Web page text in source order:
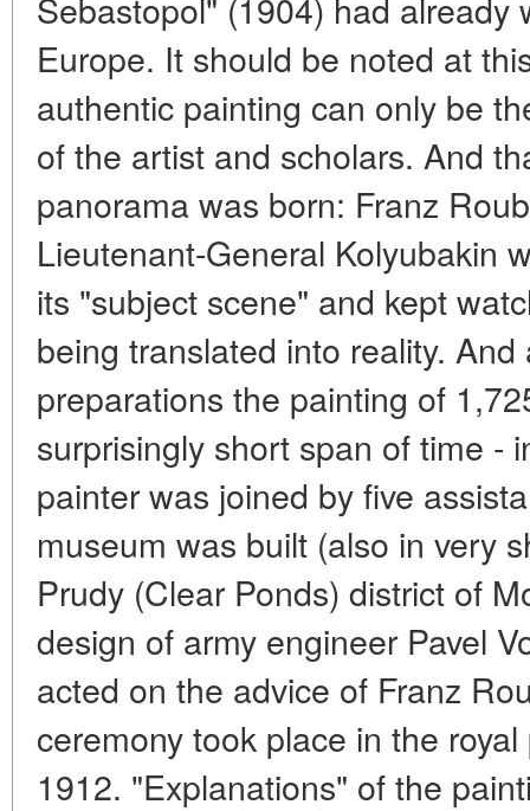
Europe. It should be noted at
authentic painting can only be
of the artist and scholars. And
panorama was born: Franz
Lieutenant-General Kolyubakin
its "subject scene" and kept
being translated into reality.
preparations the painting of
surprisingly short span of time -
painter was joined by five
museum was built (also in very
Prudy (Clear Ponds) district of
design of army engineer Pavel
acted on the advice of Franz
ceremony took place in the
1912. "Explanations" of the